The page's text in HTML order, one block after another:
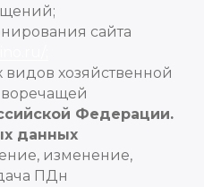
сайта
видов хозяйственной
Федерации.
данных
изменение,
ПДн